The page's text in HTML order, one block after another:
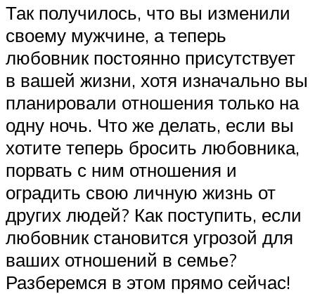
Так получилось, что вы изменили
своему мужчине, а теперь
любовник постоянно присутствует
в вашей жизни, хотя изначально вы
планировали отношения только на
одну ночь. Что же делать, если вы
хотите теперь бросить любовника,
порвать с ним отношения и
оградить свою личную жизнь от
других людей? Как поступить, если
любовник становится угрозой для
ваших отношений в семье?
Разберемся в этом прямо сейчас!